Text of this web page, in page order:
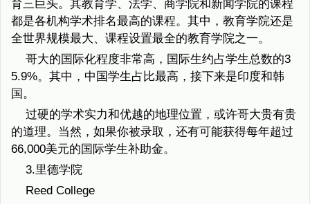
育三巨头。其教育学、法学、商学院和新闻学院的课程
都是各机构学术排名最高的课程。其中，教育学院还是
全世界规模最大、课程设置最全的教育学院之一。
哥大的国际化程度非常高，国际生约占学生总数的3
5.9%。其中，中国学生占比最高，接下来是印度和韩
国。
过硬的学术实力和优越的地理位置，或许哥大贵有贵
的道理。当然，如果你被录取，还有可能获得每年超过
66,000美元的国际学生补助金。
3.里德学院
Reed College